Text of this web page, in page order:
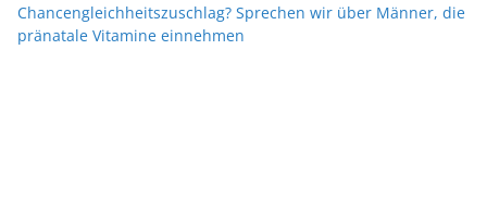
Chancengleichheitszuschlag? Sprechen wir über Männer, die
pränatale Vitamine einnehmen